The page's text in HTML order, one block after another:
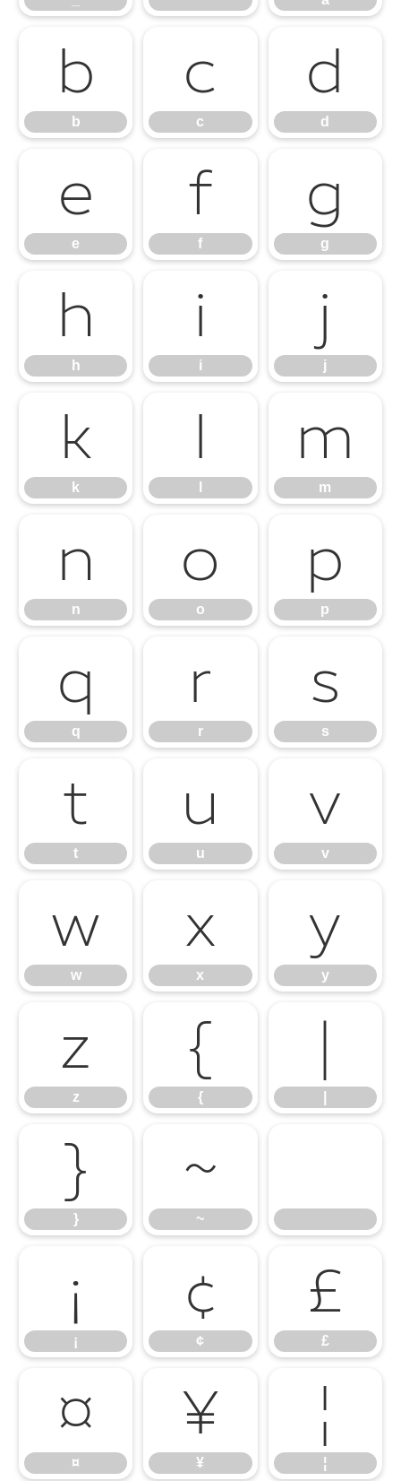
b
b
c
c
d
d
e
e
f
f
g
g
h
h
i
i
j
j
k
k
l m
m
n
n
o
o
p
p
q
q
r
r
s
s
t
t
u
u
v
v
w
w
x
x
y
y
z
z
{
{
|
}
}
~
~
¡
¡
¢
¢
£
£
¤
¤
¥
¥
¦
¦